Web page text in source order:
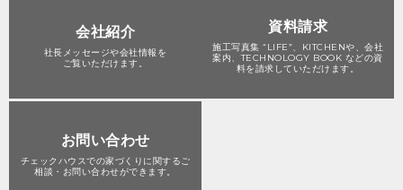
会社紹介
社長メッセージや会社情報を
ご覧いただけます。
資料請求
施工写真集 “LIFE”、KITCHENや、会社
案内、TECHNOLOGY BOOK などの資
料を請求していただけます。
お問い合わせ
チェックハウスでの家づくりに関するご
相談・お問い合わせができます。